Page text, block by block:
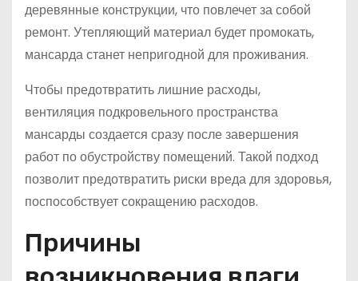
деревянные конструкции, что повлечет за собой
ремонт. Утепляющий материал будет промокать,
мансарда станет непригодной для проживания.
Чтобы предотвратить лишние расходы,
вентиляция подкровельного пространства
мансарды создается сразу после завершения
работ по обустройству помещений. Такой подход
позволит предотвратить риски вреда для здоровья,
поспособствует сокращению расходов.
Причины